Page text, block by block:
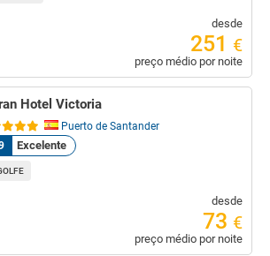
desde
251 €
preço médio por noite
Hotel Victoria
Puerto de Santander
Excelente
desde
73 €
preço médio por noite